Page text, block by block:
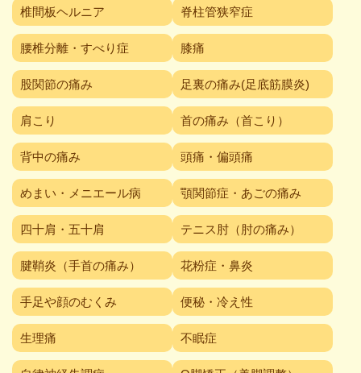
椎間板ヘルニア 脊柱管狭窄症
腰椎分離・すべり症 膝痛
股関節の痛み 足裏の痛み(足底筋膜炎)
肩こり 首の痛み（首こり）
背中の痛み 頭痛・偏頭痛
めまい・メニエール病 顎関節症・あごの痛み
四十肩・五十肩 テニス肘（肘の痛み）
腱鞘炎（手首の痛み） 花粉症・鼻炎
手足や顔のむくみ 便秘・冷え性
生理痛 不眠症